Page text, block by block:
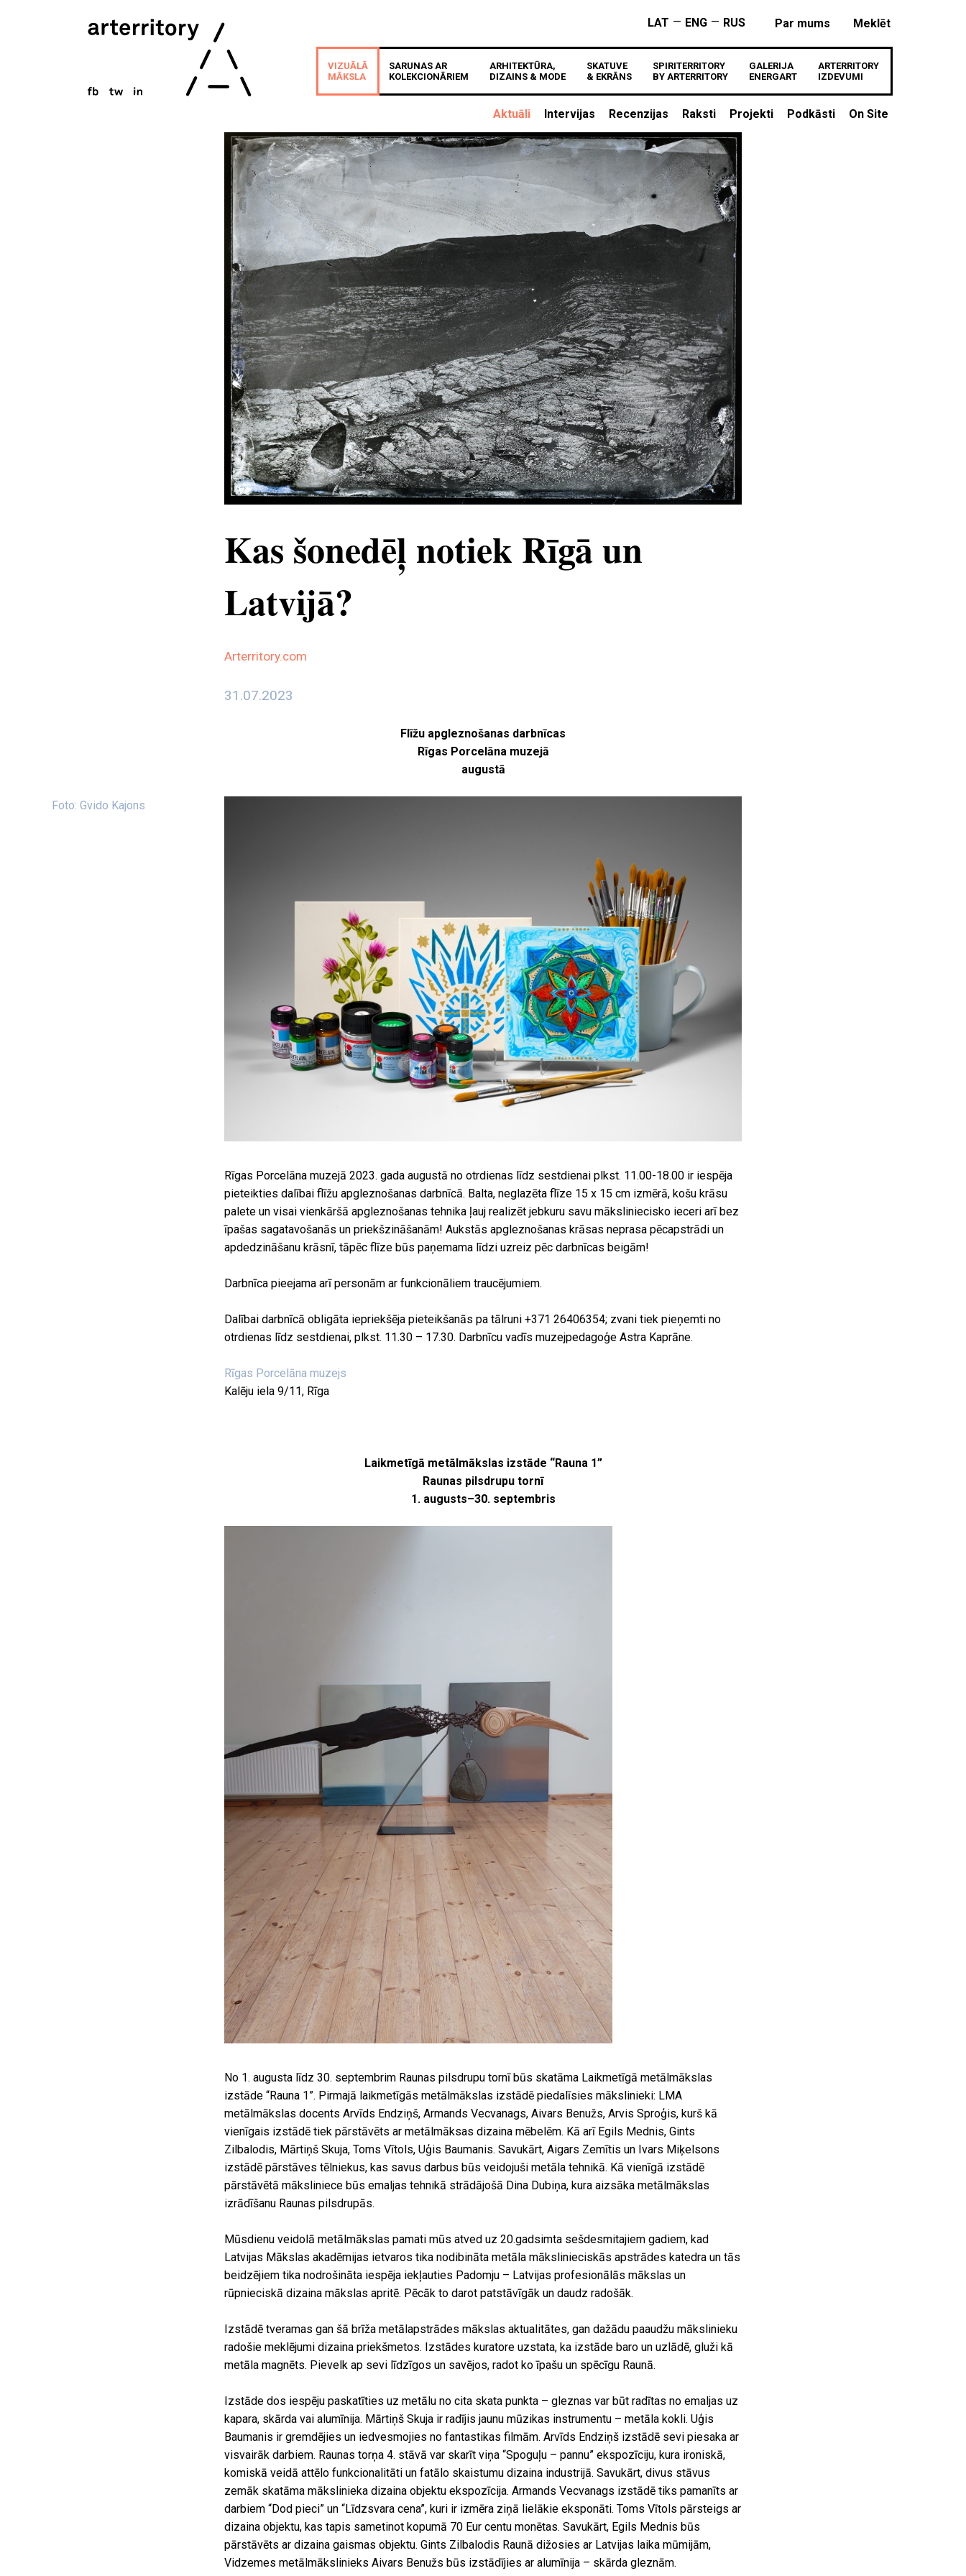
Par mums Meklēt
LAT — ENG — RUS
VIZUĀLĀ
MĀKSLA
SARUNAS AR
KOLEKCIONĀRIEM
ARHITEKTŪRA,
DIZAINS & MODE
SKATUVE
& EKRĀNS
SPIRITERRITORY
BY ARTERRITORY
GALERIJA
ENERGART
ARTERRITORY
IZDEVUMI
Aktuāli Intervijas Recenzijas Raksti Projekti Podkāsti On Site
Kas šonedēļ notiek Rīgā un
Latvijā?
Arterritory.com
31.07.2023
Flīžu apgleznošanas darbnīcas
Rīgas Porcelāna muzejā
augustā
Foto: Gvido Kajons
Rīgas Porcelāna muzejā 2023. gada augustā no otrdienas līdz sestdienai plkst. 11.00-18.00 ir iespēja
pieteikties dalībai flīžu apgleznošanas darbnīcā. Balta, neglazēta flīze 15 x 15 cm izmērā, košu krāsu
palete un visai vienkāršā apgleznošanas tehnika ļauj realizēt jebkuru savu māksliniecisko ieceri arī bez
īpašas sagatavošanās un priekšzināšanām! Aukstās apgleznošanas krāsas neprasa pēcapstrādi un
apdedzināšanu krāsnī, tāpēc flīze būs paņemama līdzi uzreiz pēc darbnīcas beigām!
Darbnīca pieejama arī personām ar funkcionāliem traucējumiem.
Dalībai darbnīcā obligāta iepriekšēja pieteikšanās pa tālruni +371 26406354; zvani tiek pieņemti no
otrdienas līdz sestdienai, plkst. 11.30 – 17.30. Darbnīcu vadīs muzejpedagoģe Astra Kaprāne.
Rīgas Porcelāna muzejs
Kalēju iela 9/11, Rīga
Laikmetīgā metālmākslas izstāde “Rauna 1”
Raunas pilsdrupu tornī
1. augusts–30. septembris
No 1. augusta līdz 30. septembrim Raunas pilsdrupu tornī būs skatāma Laikmetīgā metālmākslas
izstāde “Rauna 1”. Pirmajā laikmetīgās metālmākslas izstādē piedalīsies mākslinieki: LMA
metālmākslas docents Arvīds Endziņš, Armands Vecvanags, Aivars Benužs, Arvis Sproģis, kurš kā
vienīgais izstādē tiek pārstāvēts ar metālmāksas dizaina mēbelēm. Kā arī Egils Mednis, Gints
Zilbalodis, Mārtiņš Skuja, Toms Vītols, Uģis Baumanis. Savukārt, Aigars Zemītis un Ivars Miķelsons
izstādē pārstāves tēlniekus, kas savus darbus būs veidojuši metāla tehnikā. Kā vienīgā izstādē
pārstāvētā māksliniece būs emaljas tehnikā strādājošā Dina Dubiņa, kura aizsāka metālmākslas
izrādīšanu Raunas pilsdrupās.
Mūsdienu veidolā metālmākslas pamati mūs atved uz 20.gadsimta sešdesmitajiem gadiem, kad
Latvijas Mākslas akadēmijas ietvaros tika nodibināta metāla mākslinieciskās apstrādes katedra un tās
beidzējiem tika nodrošināta iespēja iekļauties Padomju – Latvijas profesionālās mākslas un
rūpnieciskā dizaina mākslas apritē. Pēcāk to darot patstāvīgāk un daudz radošāk.
Izstādē tveramas gan šā brīža metālapstrādes mākslas aktualitātes, gan dažādu paaudžu mākslinieku
radošie meklējumi dizaina priekšmetos. Izstādes kuratore uzstata, ka izstāde baro un uzlādē, gluži kā
metāla magnēts. Pievelk ap sevi līdzīgos un savējos, radot ko īpašu un spēcīgu Raunā.
Izstāde dos iespēju paskatīties uz metālu no cita skata punkta – gleznas var būt radītas no emaljas uz
kapara, skārda vai alumīnija. Mārtiņš Skuja ir radījis jaunu mūzikas instrumentu – metāla kokli. Uģis
Baumanis ir gremdējies un iedvesmojies no fantastikas filmām. Arvīds Endziņš izstādē sevi piesaka ar
visvairāk darbiem. Raunas torņa 4. stāvā var skarīt viņa “Spoguļu – pannu” ekspozīciju, kura ironiskā,
komiskā veidā attēlo funkcionalitāti un fatālo skaistumu dizaina industrijā. Savukārt, divus stāvus
zemāk skatāma mākslinieka dizaina objektu ekspozīcija. Armands Vecvanags izstādē tiks pamanīts ar
darbiem “Dod pieci” un “Līdzsvara cena”, kuri ir izmēra ziņā lielākie eksponāti. Toms Vītols pārsteigs ar
dizaina objektu, kas tapis sametinot kopumā 70 Eur centu monētas. Savukārt, Egils Mednis būs
pārstāvēts ar dizaina gaismas objektu. Gints Zilbalodis Raunā dižosies ar Latvijas laika mūmijām,
Vidzemes metālmākslinieks Aivars Benužs būs izstādījies ar alumīnija – skārda gleznām.